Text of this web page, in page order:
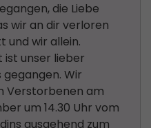
die Liebe
wir an dir verloren
und wir allein.
ist unser lieber
Wir
Verstorbenen am
um 14.30 Uhr vom
ausgehend zum